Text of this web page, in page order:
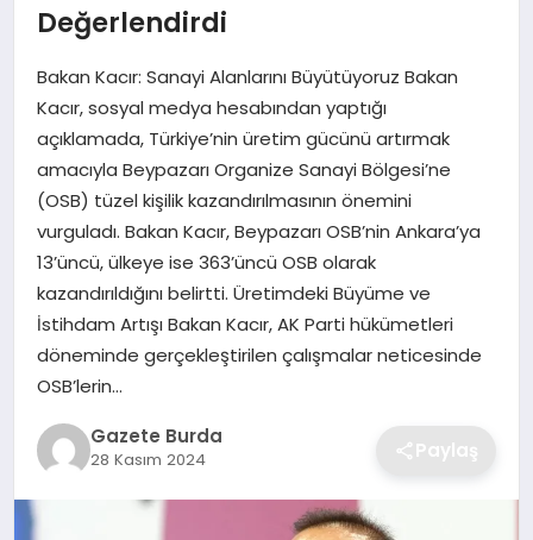
EKONOMI
TEKNOLOJI
SAĞLIK
EĞITIM
DÜNYA
SIYASET
Değerlendirdi
Bakan Kacır: Sanayi Alanlarını Büyütüyoruz Bakan
Kacır, sosyal medya hesabından yaptığı
açıklamada, Türkiye’nin üretim gücünü artırmak
amacıyla Beypazarı Organize Sanayi Bölgesi’ne
(OSB) tüzel kişilik kazandırılmasının önemini
vurguladı. Bakan Kacır, Beypazarı OSB’nin Ankara’ya
13’üncü, ülkeye ise 363’üncü OSB olarak
kazandırıldığını belirtti. Üretimdeki Büyüme ve
İstihdam Artışı Bakan Kacır, AK Parti hükümetleri
döneminde gerçekleştirilen çalışmalar neticesinde
OSB’lerin…
Gazete Burda
28 Kasım 2024 Paylaş